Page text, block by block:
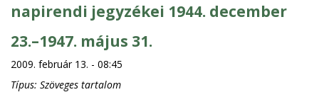
napirendi jegyzékei 1944. december
23.–1947. május 31.
2009. február 13. - 08:45
Típus: Szöveges tartalom